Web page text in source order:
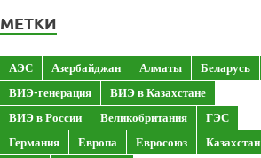
МЕТКИ
АЭС Азербайджан Алматы Беларусь
ВИЭ-генерация
ВИЭ в Казахстане
ВИЭ в России
Великобритания
ГЭС
Германия
Европа Евросоюз
Казахстан